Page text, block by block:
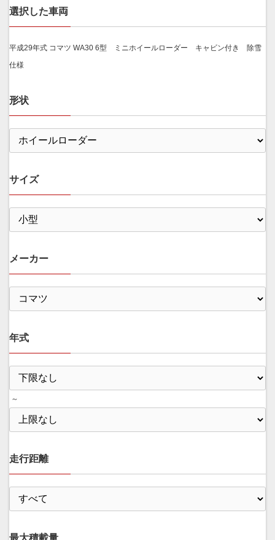
選択した車両
平成29年式 コマツ WA30 6型 ミニホイールローダー キャビン付き 除雪
仕様
形状
サイズ
メーカー
年式
～
走行距離